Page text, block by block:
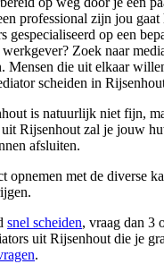
professional zijn jou gaat
gespecialiseerd op een
Zoek naar
Mensen die uit elkaar
scheiden in
is natuurlijk niet fijn,
uit Rijsenhout zal je jouw
afsluiten.
opnemen met de diverse
snel scheiden, vraag dan 3
uit Rijsenhout die je
.